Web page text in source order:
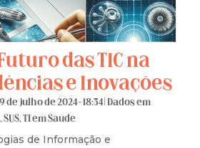
das TIC na
e Inovações
de julho de 2024 - 18:34 |Dados em
,SUS,TI em Saúde
de Informação e